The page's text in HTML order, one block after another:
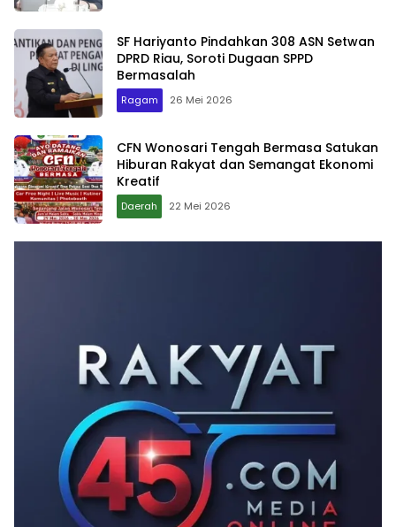
SF Hariyanto Pindahkan 308 ASN Setwan
DPRD Riau, Soroti Dugaan SPPD
Bermasalah
Ragam 26 Mei 2026
CFN Wonosari Tengah Bermasa Satukan
Hiburan Rakyat dan Semangat Ekonomi
Kreatif
Daerah 22 Mei 2026